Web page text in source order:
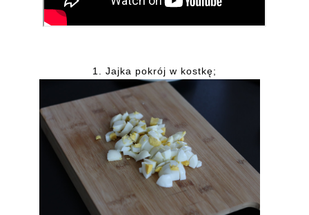
1. Jajka pokrój w kostkę;